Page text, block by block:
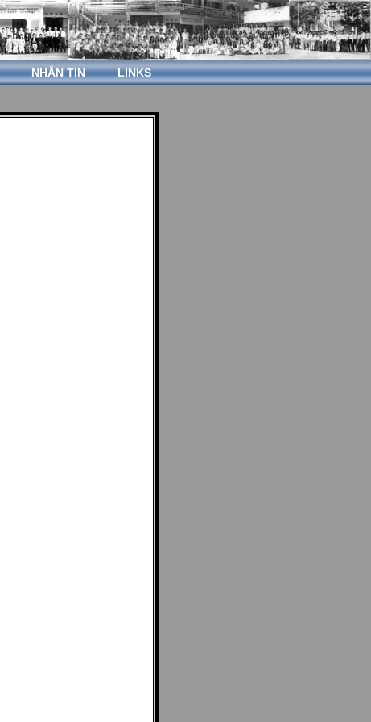
NHẮN TIN LINKS